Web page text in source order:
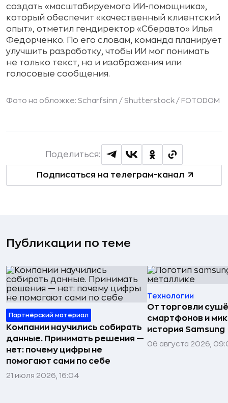
создать «масштабируемого ИИ-помощника»,
который обеспечит «качественный клиентский
опыт», отметил гендиректор «Сберавто» Илья
Федорченко. По его словам, команда планирует
улучшить разработку, чтобы ИИ мог понимать
не только текст, но и изображения или
голосовые сообщения.
Фото на обложке: Scharfsinn / Shutterstock / FOTODOM
Подписаться на телеграм-канал
Поделиться:
Публикации по теме
Партнёрский материал
Компании научились собирать
данные. Принимать решения —
нет: почему цифры не
помогают сами по себе
21 июля 2026, 16:04
Технологии
От торговли
смартфонов и
история Samsung
06 августа 2026,